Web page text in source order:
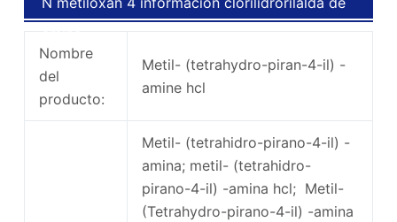
amina
Nombre
del
producto:
Metil- (tetrahydro-piran-4-il) -
amine hcl
Metil- (tetrahidro-pirano-4-il) -
amina; metil- (tetrahidro-
pirano-4-il) -amina hcl; Metil-
(Tetrahydro-pirano-4-il) -amina